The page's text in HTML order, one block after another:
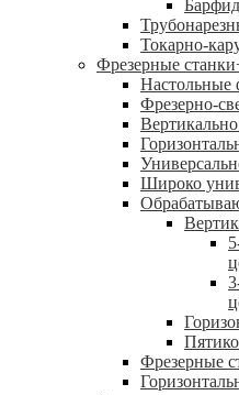
Токарно-
Фрезерные станки
Настольные
Фрезерно-
Широко
Фрезерные